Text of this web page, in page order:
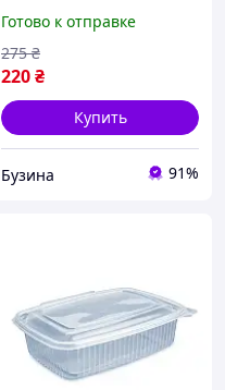
buzyna
Готово к отправке
220₴
275 ₴
Купить
Бузина 91%